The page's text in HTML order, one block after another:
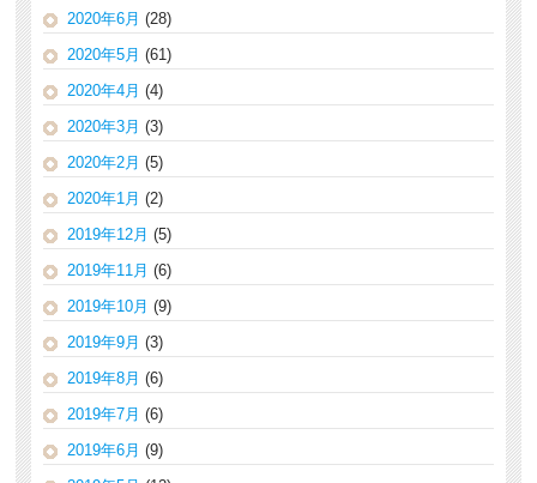
2020年6月 (28)
2020年5月 (61)
2020年4月 (4)
2020年3月 (3)
2020年2月 (5)
2020年1月 (2)
2019年12月 (5)
2019年11月 (6)
2019年10月 (9)
2019年9月 (3)
2019年8月 (6)
2019年7月 (6)
2019年6月 (9)